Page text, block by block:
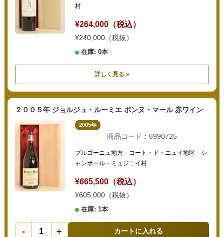
村
¥264,000（税込）
¥240,000（税抜）
在庫: 0本
詳しく見る »
２００５年 ジョルジュ・ルーミエ ボンヌ・マール 赤ワイン
2005年
商品コード：6990725
ブルゴーニュ地方 コート・ド・ニュイ地区 シ
ャンボール・ミュジニイ村
¥665,500（税込）
¥605,000（税抜）
在庫: 1本
- + カートに入れる